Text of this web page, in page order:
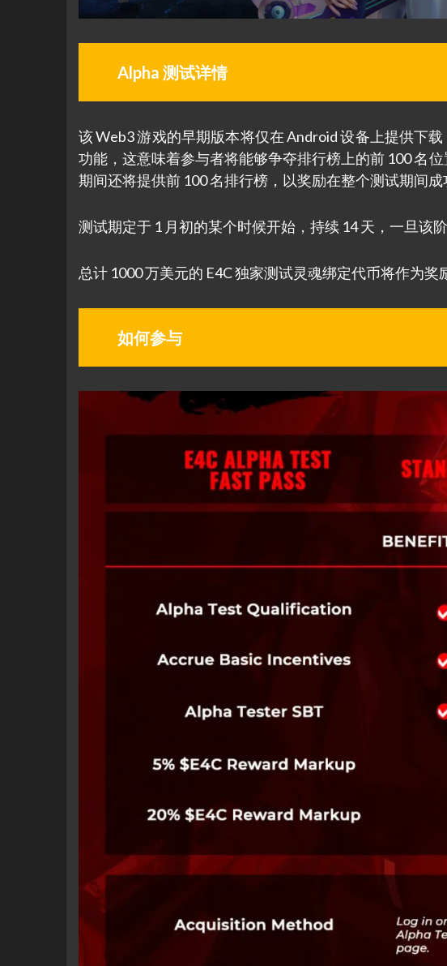
Alpha 测试详情
该 Web3 游戏的早期版本将仅在 Android 设备上提供下
功能，这意味着参与者将能够争夺排行榜上的前 100 名
期间还将提供前 100 名排行榜，以奖励在整个测试期间成
测试期定于 1 月初的某个时候开始，持续 14 天，一旦该
总计 1000 万美元的 E4C 独家测试灵魂绑定代币将作为奖
如何参与